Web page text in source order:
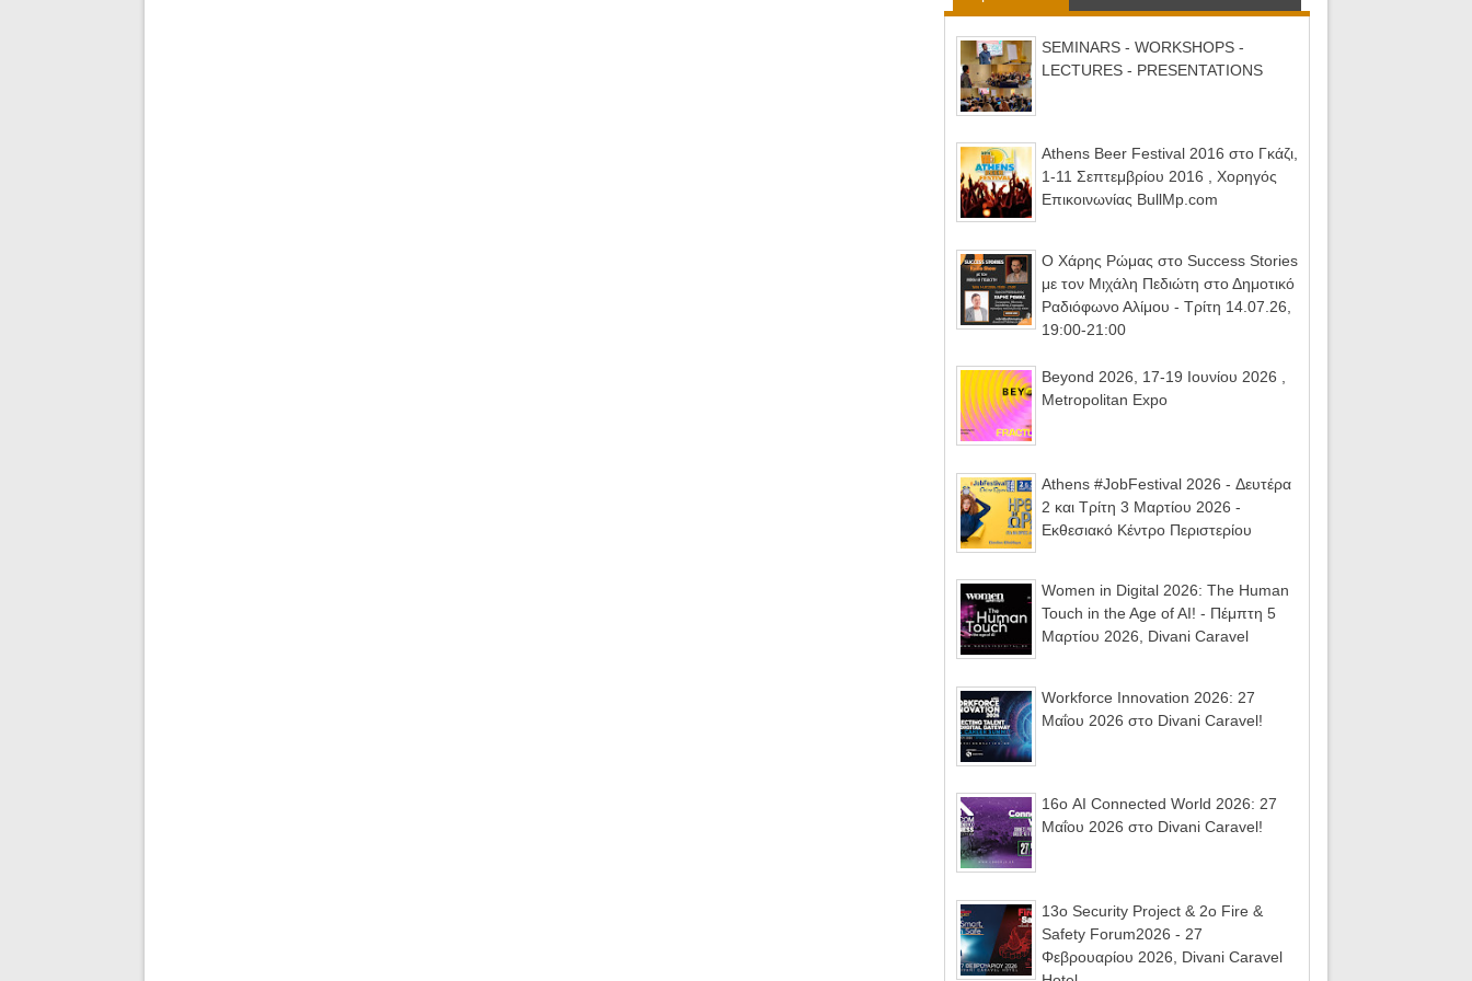
SEMINARS - WORKSHOPS -
LECTURES - PRESENTATIONS
Athens Beer Festival 2016 στο Γκάζι,
1-11 Σεπτεμβρίου 2016 , Χορηγός
Επικοινωνίας BullMp.com
Ο Χάρης Ρώμας στο Success Stories
με τον Μιχάλη Πεδιώτη στο Δημοτικό
Ραδιόφωνο Αλίμου - Τρίτη 14.07.26,
19:00-21:00
Beyond 2026, 17-19 Ιουνίου 2026 ,
Metropolitan Expo
Athens #JobFestival 2026 - Δευτέρα
2 και Τρίτη 3 Μαρτίου 2026 -
Εκθεσιακό Κέντρο Περιστερίου
Women in Digital 2026: The Human
Touch in the Age of AI! - Πέμπτη 5
Μαρτίου 2026, Divani Caravel
Workforce Innovation 2026: 27
Μαΐου 2026 στο Divani Caravel!
16ο AI Connected World 2026: 27
Μαΐου 2026 στο Divani Caravel!
13ο Security Project & 2ο Fire &
Safety Forum2026 - 27
Φεβρουαρίου 2026, Divani Caravel